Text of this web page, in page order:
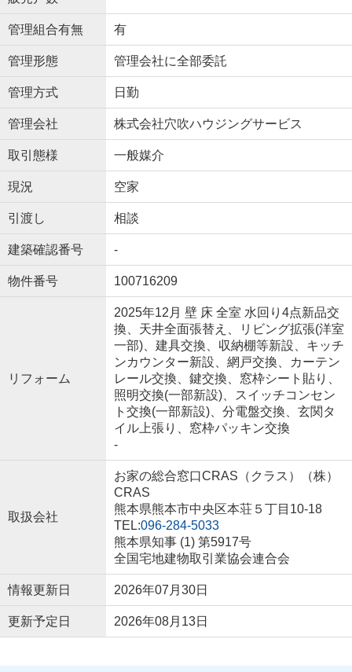
管理組合有無 有
管理形態 管理会社に全部委託
管理方式 日勤
管理会社 株式会社穴吹ハウジングサービス
取引態様 一般媒介
現況 空家
引渡し 相談
建築確認番号 -
物件番号 100716209
リフォーム
2025年12月 壁 床 全室 水回り4点新品交
換、天井全面張替え、リビング拡張(洋室
一部)、建具交換、収納棚等新設、キッチ
ンカウンター新設、網戸交換、カーテン
レール交換、鍵交換、窓枠シート貼り、
照明交換(一部新設)、スイッチコンセン
ト交換(一部新設)、分電盤交換、玄関タ
イル上張り、窓枠パッキン交換
-
取扱会社
お家の総合窓口CRAS（クラス）（株）
CRAS
熊本県熊本市中央区本荘５丁目10-18
TEL:096-284-5033
熊本県知事 (1) 第5917号
全国宅地建物取引業協会連合会
情報更新日 2026年07月30日
更新予定日 2026年08月13日